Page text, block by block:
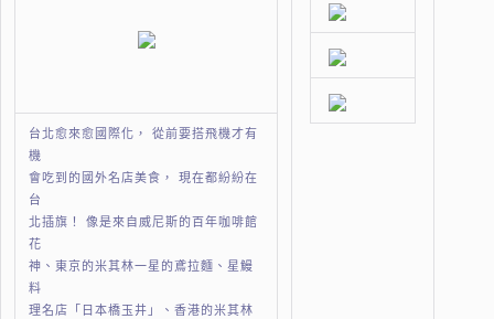
台北愈來愈國際化， 從前要搭飛機才有
機
會吃到的國外名店美食， 現在都紛紛在
台
北插旗！ 像是來自威尼斯的百年咖啡館
花
神、東京的米其林一星的鳶拉麵、星鰻
料
理名店「日本橋玉井」、香港的米其林